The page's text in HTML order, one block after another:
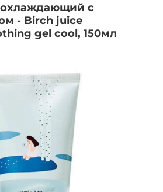
охлаждающий с
- Birch juice
gel cool, 150мл